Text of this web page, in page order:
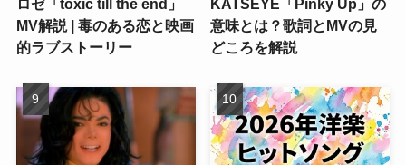
ロゼ「toxic till the end」
MV解説 | 毒のある恋と映画
的ラブストーリー
KATSEYE「Pinky Up」の
意味とは？歌詞とMVの見
どころを解説